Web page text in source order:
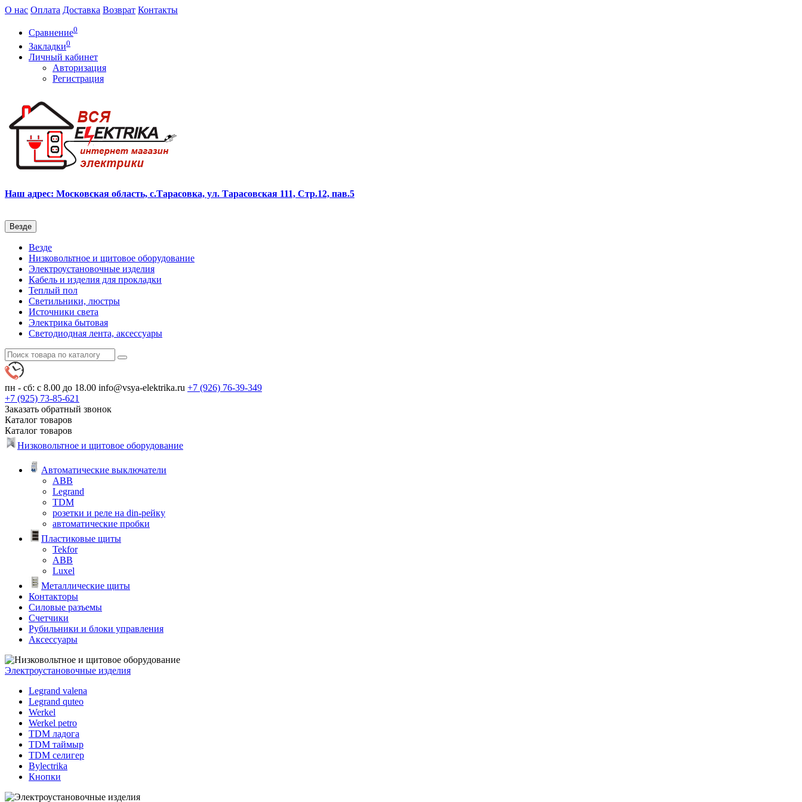
О нас Оплата Доставка Возврат Контакты
Сравнение0
Закладки0
Личный кабинет
Авторизация
Регистрация
Наш адрес: Московская область, с.Тарасовка, ул. Тарасовская 111, Стр.12, пав.5
Везде
Везде
Низковольтное и щитовое оборудование
Электроустановочные изделия
Кабель и изделия для прокладки
Теплый пол
Светильники, люстры
Источники света
Электрика бытовая
Светодиодная лента, аксессуары
пн - сб: с 8.00 до 18.00 info@vsya-elektrika.ru +7 (926) 76-39-349
+7 (925) 73-85-621
Заказать обратный звонок
Каталог товаров
Каталог товаров
Низковольтное и щитовое оборудование
Автоматические выключатели
ABB
Legrand
TDM
розетки и реле на din-рейку
автоматические пробки
Пластиковые щиты
Tekfor
ABB
Luxel
Металлические щиты
Контакторы
Силовые разъемы
Счетчики
Рубильники и блоки управления
Аксессуары
Электроустановочные изделия
Legrand valena
Legrand quteo
Werkel
Werkel petro
TDM ладога
TDM таймыр
TDM селигер
Bylectrika
Кнопки